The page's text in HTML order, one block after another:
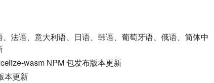
法语、意大利语、日语、韩语、葡萄牙语、俄语、简体中
wasm NPM 包发布版本更新
本更新